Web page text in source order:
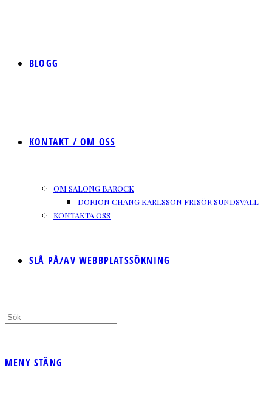
BLOGG
KONTAKT / OM OSS
OM SALONG BAROCK
DORION CHANG KARLSSON FRISÖR SUNDSVALL
KONTAKTA OSS
SLÅ PÅ/AV WEBBPLATSSÖKNING
MENY STÄNG